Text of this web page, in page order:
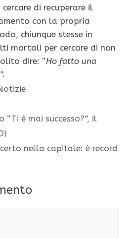
di recuperare il
con la propria
chiunque stesse in
mortali per cercare di non
dire: “Ho fatto una
”.
“Ti è mai successo?”, il
nella capitale: è record